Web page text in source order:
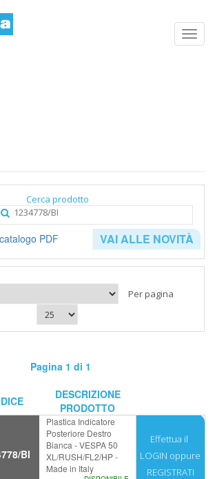
Cerca prodotto
VAI ALLE NOVITÀ
PDF
Per pagina
Pagina 1 di 1
DESCRIZIONE
PRODOTTO
BI
Plastica Indicatore
Posteriore Destro
Bianca - VESPA 50
XL/RUSH/FL2/HP -
Made in Italy
Effettua il
LOGIN oppure
REGISTRATI